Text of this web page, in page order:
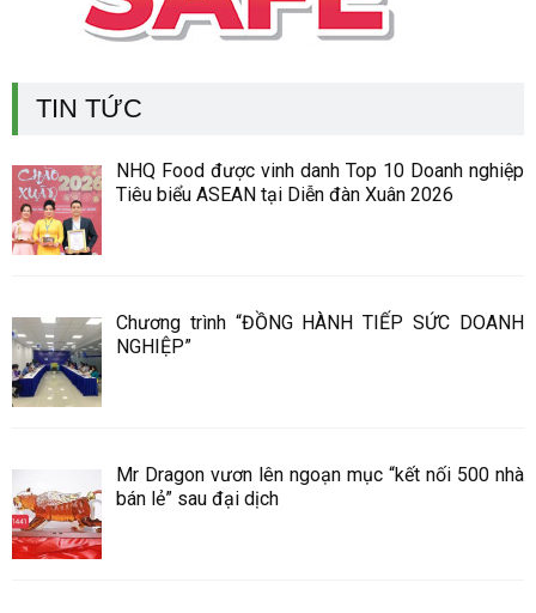
TIN TỨC
NHQ Food được vinh danh Top 10 Doanh nghiệp
Tiêu biểu ASEAN tại Diễn đàn Xuân 2026
Chương trình “ĐỒNG HÀNH TIẾP SỨC DOANH
NGHIỆP”
Mr Dragon vươn lên ngoạn mục “kết nối 500 nhà
bán lẻ” sau đại dịch